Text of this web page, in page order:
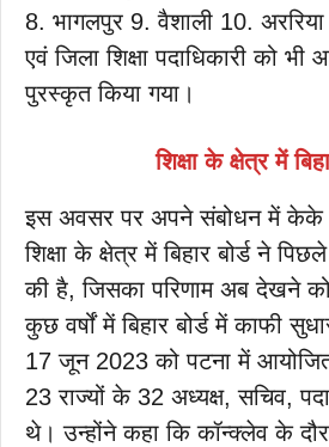
8. भागलपुर 9. वैशाली 10. अररिया
एवं जिला शिक्षा पदाधिकारी को
पुरस्कृत किया गया।
शिक्षा के क्षेत्र में
इस अवसर पर अपने संबोधन में केके
शिक्षा के क्षेत्र में बिहार बोर्ड ने
की है, जिसका परिणाम अब देखने
कुछ वर्षों में बिहार बोर्ड में काफी
17 जून 2023 को पटना में
23 राज्यों के 32 अध्यक्ष, सचिव,
थे। उन्होंने कहा कि कॉन्क्लेव के